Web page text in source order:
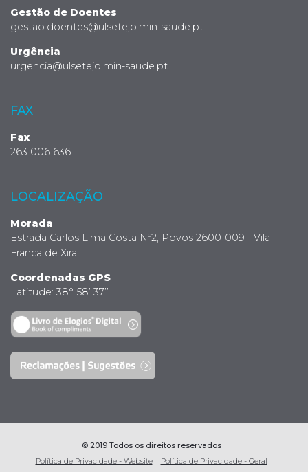
Gestão de Doentes
gestao.doentes@ulsetejo.min-saude.pt
Urgência
urgencia@ulsetejo.min-saude.pt
FAX
Fax
263 006 636
LOCALIZAÇÃO
Morada
Estrada Carlos Lima Costa Nº2, Povos 2600-009 - Vila
Franca de Xira
Coordenadas GPS
Latitude: 38° 58’ 37’’
© 2019 Todos os direitos reservados
Política de Privacidade - Website
Política de Privacidade - Geral